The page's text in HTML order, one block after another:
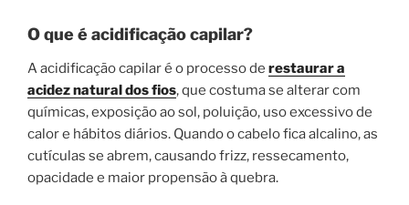
O que é acidificação capilar?
A acidificação capilar é o processo de restaurar a
acidez natural dos fios, que costuma se alterar com
químicas, exposição ao sol, poluição, uso excessivo de
calor e hábitos diários. Quando o cabelo fica alcalino, as
cutículas se abrem, causando frizz, ressecamento,
opacidade e maior propensão à quebra.